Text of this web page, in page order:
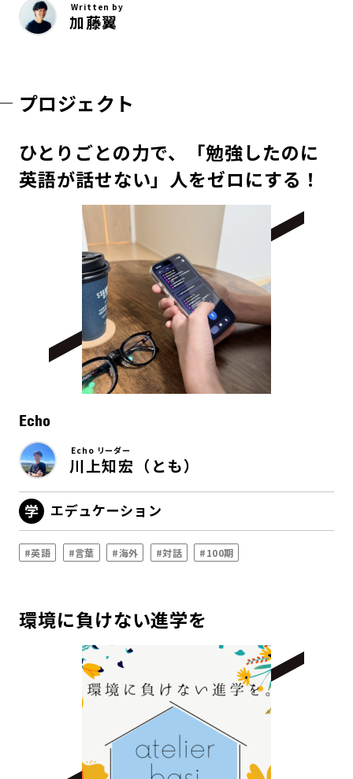
Written by
加藤翼
プロジェクト
ひとりごとの力で、「勉強したのに
英語が話せない」人をゼロにする！
Echo
Echo リーダー
川上知宏（とも）
エデュケーション
#英語 #言葉 #海外 #対話 #100期
環境に負けない進学を